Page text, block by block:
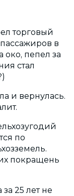
торговый
в
око, пепел за
стал
и вернулась.
по
покращень
25 лет не